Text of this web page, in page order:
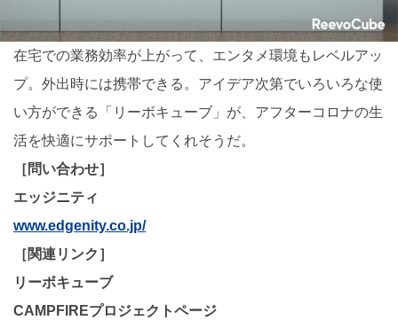
在宅での業務効率が上がって、エンタメ環境もレベルアッ
プ。外出時には携帯できる。アイデア次第でいろいろな使
い方ができる「リーボキューブ」が、アフターコロナの生
活を快適にサポートしてくれそうだ。
［問い合わせ］
エッジニティ
www.edgenity.co.jp/
［関連リンク］
リーボキューブ
CAMPFIREプロジェクトページ